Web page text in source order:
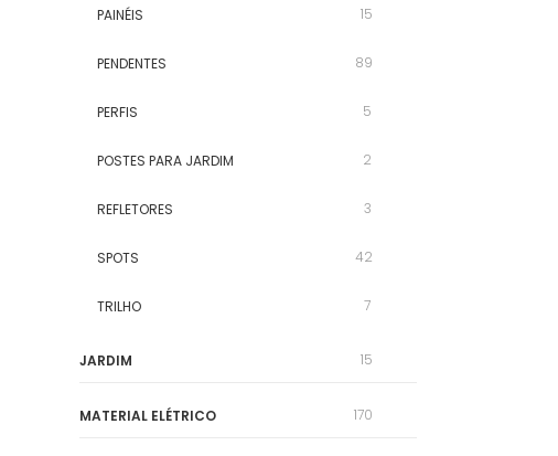
PAINÉIS 15
PENDENTES 89
PERFIS 5
POSTES PARA JARDIM 2
REFLETORES 3
SPOTS 42
TRILHO 7
JARDIM 15
MATERIAL ELÉTRICO 170